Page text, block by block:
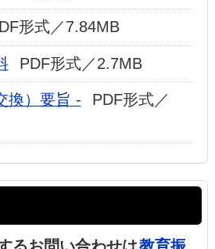
形式／7.84MB
PDF形式／2.7MB
換）要旨 -
PDF形式／
るお問い合わせは教育振